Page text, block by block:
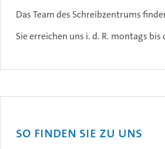
Das Team des Schreibzentrums
Sie erreichen uns i. d. R. montags
So finden Sie zu uns